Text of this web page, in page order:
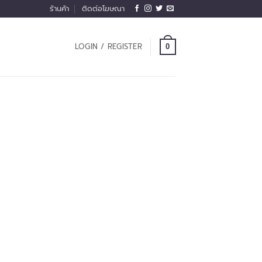
ร้านค้า ติดต่อโฆษณา
LOGIN / REGISTER 0